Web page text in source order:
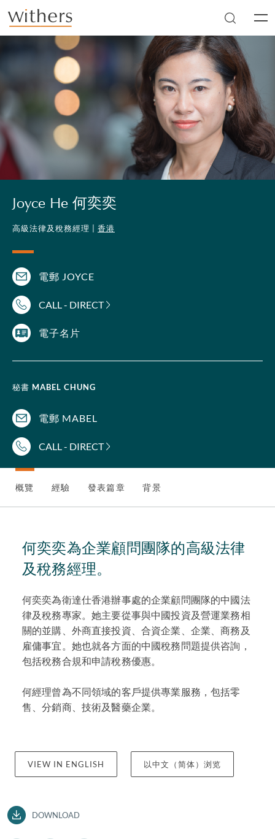
Skip to main content
Joyce He 何奕奕
高級法律及稅務經理 | 香港
電郵 JOYCE
CALL - DIRECT
電子名片
秘書 MABEL CHUNG
電郵 MABEL
CALL - DIRECT
概覽 經驗 發表篇章 背景
何奕奕為企業顧問團隊的高級法律
及稅務經理。
何奕奕為衛達仕香港辦事處的企業顧問團隊的中國法
律及稅務專家。她主要從事與中國投資及營運業務相
關的並購、外商直接投資、合資企業、企業、商務及
雇傭事宜。她也就各方面的中國稅務問題提供咨詢，
包括稅務合規和申請稅務優惠。
何經理曾為不同領域的客戶提供專業服務，包括零
售、分銷商、技術及醫藥企業。
VIEW IN ENGLISH 以中文（简体）浏览
DOWNLOAD